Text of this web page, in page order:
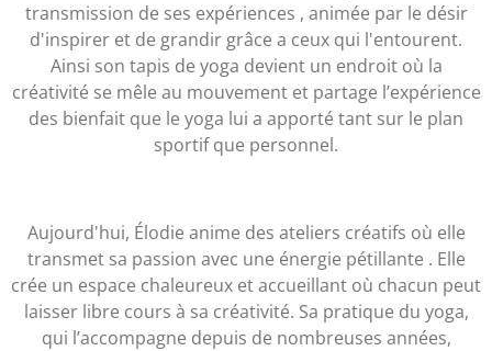
transmission de ses expériences , animée par le désir
d'inspirer et de grandir grâce a ceux qui l'entourent.
Ainsi son tapis de yoga devient un endroit où la
créativité se mêle au mouvement et partage l’expérience
des bienfait que le yoga lui a apporté tant sur le plan
sportif que personnel.
Aujourd'hui, Élodie anime des ateliers créatifs où elle
transmet sa passion avec une énergie pétillante . Elle
crée un espace chaleureux et accueillant où chacun peut
laisser libre cours à sa créativité. Sa pratique du yoga,
qui l’accompagne depuis de nombreuses années,